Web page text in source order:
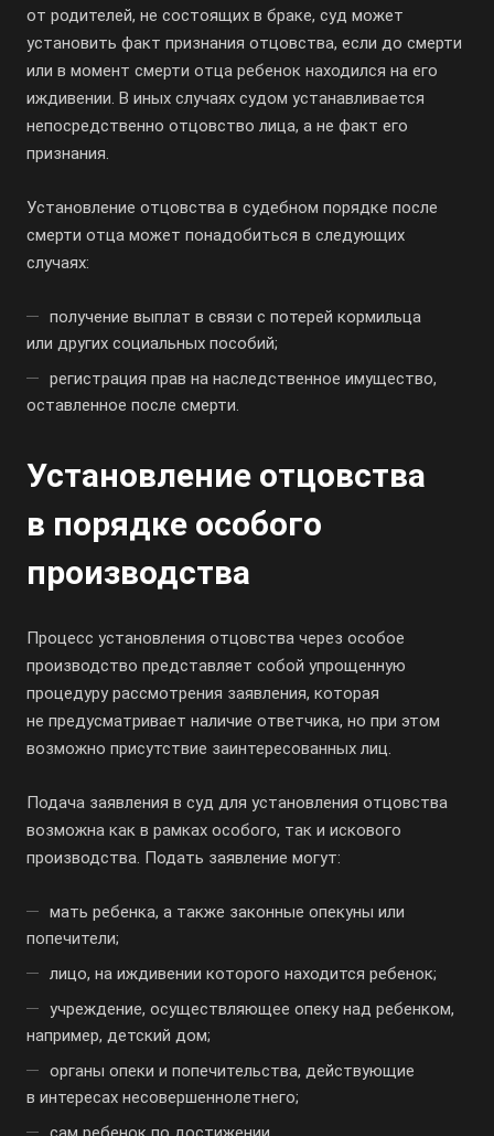
от родителей, не состоящих в браке, суд может
установить факт признания отцовства, если до смерти
или в момент смерти отца ребенок находился на его
иждивении. В иных случаях судом устанавливается
непосредственно отцовство лица, а не факт его
признания.
Установление отцовства в судебном порядке после
смерти отца может понадобиться в следующих
случаях:
получение выплат в связи с потерей кормильца
или других социальных пособий;
регистрация прав на наследственное имущество,
оставленное после смерти.
Установление отцовства
в порядке особого
производства
Процесс установления отцовства через особое
производство представляет собой упрощенную
процедуру рассмотрения заявления, которая
не предусматривает наличие ответчика, но при этом
возможно присутствие заинтересованных лиц.
Подача заявления в суд для установления отцовства
возможна как в рамках особого, так и искового
производства. Подать заявление могут:
мать ребенка, а также законные опекуны или
попечители;
лицо, на иждивении которого находится ребенок;
учреждение, осуществляющее опеку над ребенком,
например, детский дом;
органы опеки и попечительства, действующие
в интересах несовершеннолетнего;